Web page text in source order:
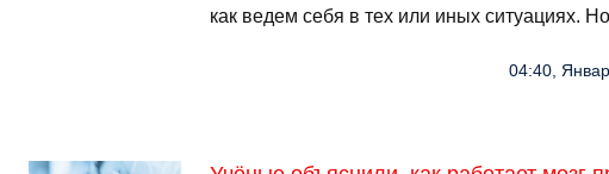
как ведем себя в тех или иных ситуациях.
04:40,